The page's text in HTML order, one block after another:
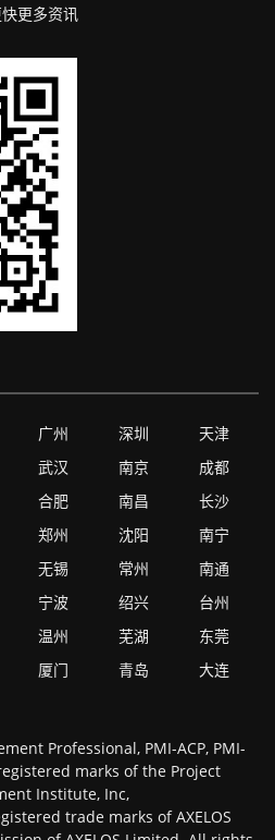
更多资讯
广州 深圳
天津
武汉 南京
成都
合肥 南昌
长沙
郑州 沈阳
南宁
无锡 常州
南通
宁波 绍兴
台州
温州 芜湖
东莞
厦门 青岛 大连
Professional, PMI-ACP, PMI-
marks of the Project
Institute, Inc,
trade marks of AXELOS